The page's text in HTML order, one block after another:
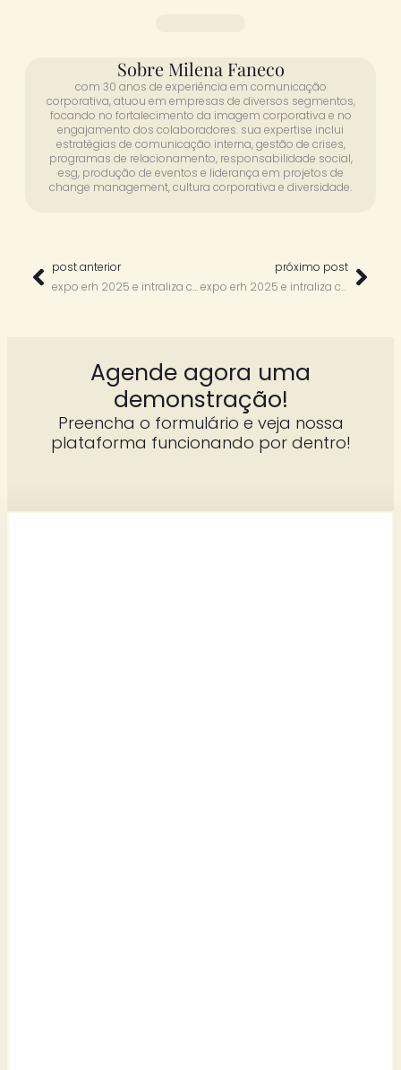
Sobre Milena Faneco
com 30 anos de experiência em comunicação
corporativa, atuou em empresas de diversos segmentos,
focando no fortalecimento da imagem corporativa e no
engajamento dos colaboradores. sua expertise inclui
estratégias de comunicação interna, gestão de crises,
programas de relacionamento, responsabilidade social,
esg, produção de eventos e liderança em projetos de
change management, cultura corporativa e diversidade.
post anterior
expo erh 2025 e intraliza com flaviane rodrigues
próximo post
expo erh 2025 e intraliza com renata lanzoni
Agende agora uma
demonstração!
Preencha o formulário e veja nossa
plataforma funcionando por dentro!